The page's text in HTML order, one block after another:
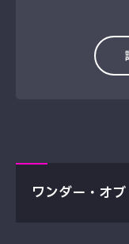
ワンダー・オ